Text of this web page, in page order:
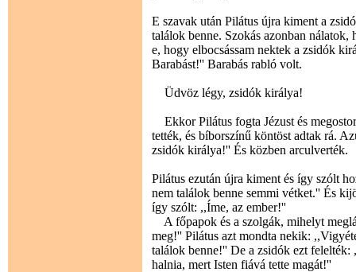
E szavak után Pilátus újra kiment a
találok benne. Szokás azonban
e, hogy elbocsássam nektek a zsidók
Barabást!'' Barabás rabló volt.
Üdvöz légy, zsidók királya!
Ekkor Pilátus fogta Jézust és
tették, és bíborszínű köntöst adtak rá.
zsidók királya!'' És közben arculverték.
Pilátus ezután újra kiment és így szólt
nem találok benne semmi vétket.'' És
így szólt: ,,Íme, az ember!''
A főpapok és a szolgák, mihelyt
meg!'' Pilátus azt mondta nekik:
találok benne!'' De a zsidók ezt
halnia, mert Isten fiává tette magát!''